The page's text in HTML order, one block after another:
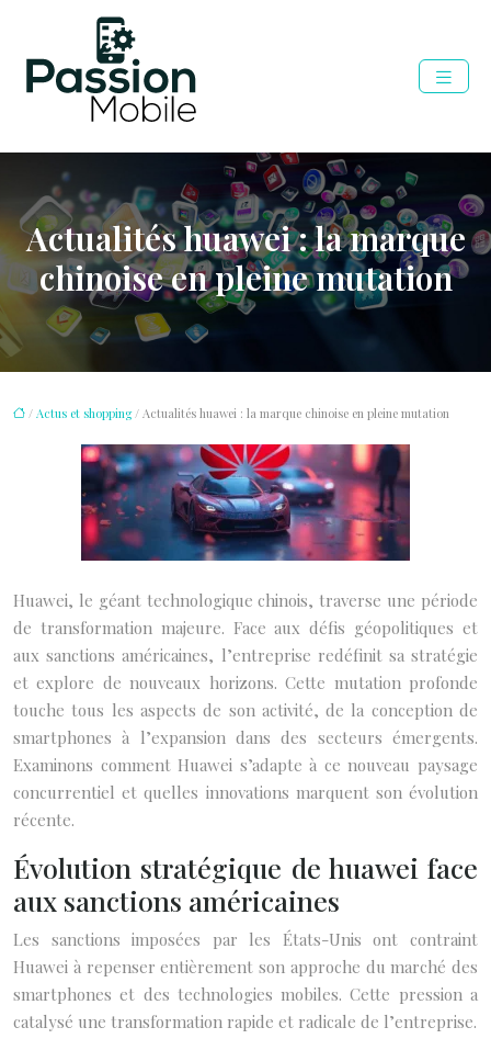
Actualités huawei : la marque
chinoise en pleine mutation
/ Actus et shopping/ Actualités huawei : la marque chinoise en pleine mutation
Huawei, le géant technologique chinois, traverse une période
de transformation majeure. Face aux défis géopolitiques et
aux sanctions américaines, l’entreprise redéfinit sa stratégie
et explore de nouveaux horizons. Cette mutation profonde
touche tous les aspects de son activité, de la conception de
smartphones à l’expansion dans des secteurs émergents.
Examinons comment Huawei s’adapte à ce nouveau paysage
concurrentiel et quelles innovations marquent son évolution
récente.
Évolution stratégique de huawei face
aux sanctions américaines
Les sanctions imposées par les États-Unis ont contraint
Huawei à repenser entièrement son approche du marché des
smartphones et des technologies mobiles. Cette pression a
catalysé une transformation rapide et radicale de l’entreprise.